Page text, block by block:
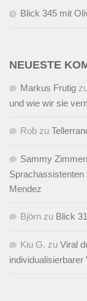
Blick 345 mit
NEUESTE
Markus Frutig
und wie wir sie
Rob zu
Sammy
Sprachassistenten
Mendez
Björn zu Blick
Kiu G. zu Viral
individualisierbarer